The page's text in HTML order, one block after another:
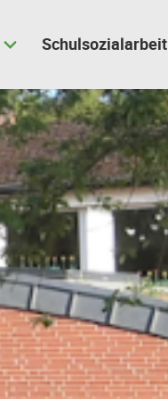
Schulsozialarbeit